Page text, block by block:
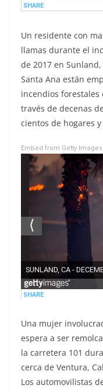
Un residente con
llamas durante el
de 2017 en
Santa Ana están
incendios forestales
través de decenas
cientos de hogares
Embed from Getty Images
Una mujer
espera a ser
la carretera 101
cerca de Ventura,
Los automovilistas